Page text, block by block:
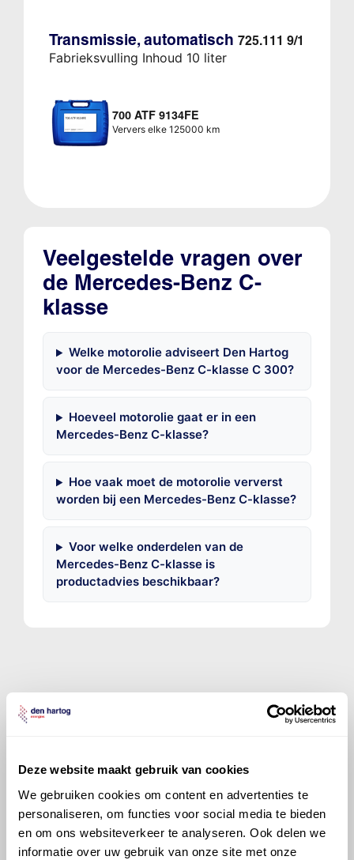
Deze website maakt gebruik van cookies
We gebruiken cookies om content en advertenties te
personaliseren, om functies voor social media te bieden
en om ons websiteverkeer te analyseren. Ook delen we
informatie over uw gebruik van onze site met onze
Transmissie, automatisch 725.111 9/1
Fabrieksvulling Inhoud 10 liter
700 ATF 9134FE
Ververs elke 125000 km
Veelgestelde vragen over
de Mercedes-Benz C-
klasse
Welke motorolie adviseert Den Hartog
voor de Mercedes-Benz C-klasse C 300?
Hoeveel motorolie gaat er in een
Mercedes-Benz C-klasse?
Hoe vaak moet de motorolie ververst
worden bij een Mercedes-Benz C-klasse?
Voor welke onderdelen van de
Mercedes-Benz C-klasse is
productadvies beschikbaar?
©Olyslager
Alle rechten voorbehouden. Deze
informatie mag noch geheel noch gedeeltelijk worden
andere manieren worden overgedragen zonder
voorafgaande schriftelijke toestemming van Olyslager
Organisation B.V. Hoewel alles in het werk is gesteld
om ervoor te zorgen dat deze gegevens zo accuraat
en compleet mogelijk zijn, wordt geen
aansprakelijkheid aanvaard, anders dan waartoe een